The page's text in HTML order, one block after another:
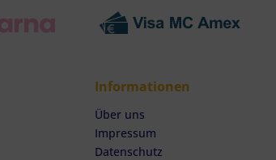
Informationen
Über uns
Impressum
Datenschutz